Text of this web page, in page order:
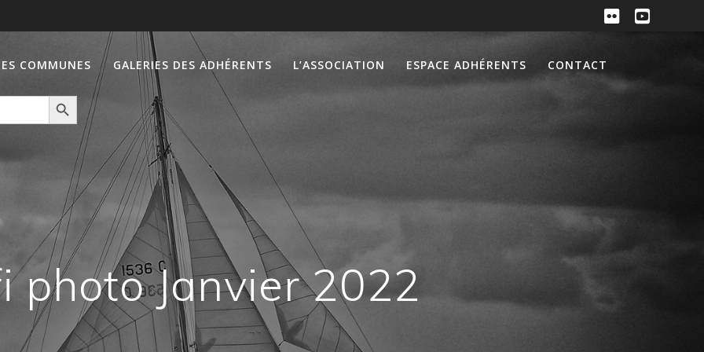
COMMUNES GALERIES DES ADHÉRENTS L’ASSOCIATION ESPACE ADHÉRENTS CONTACT
Search Button
photo Janvier 2022